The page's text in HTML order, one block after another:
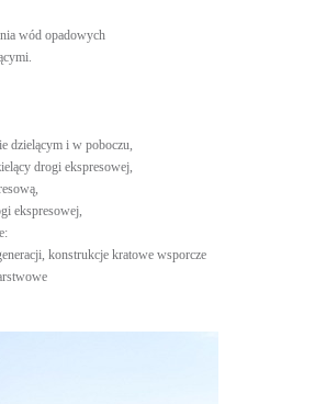
wód opadowych
dzielącym i w poboczu,
drogi ekspresowej,
ekspresowej,
konstrukcje kratowe wsporcze